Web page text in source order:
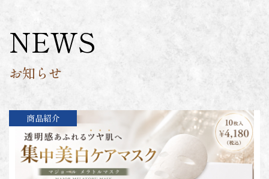
NEWS
お知らせ
商品紹介